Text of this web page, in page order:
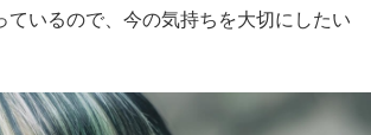
ているので、今の気持ちを大切にしたい